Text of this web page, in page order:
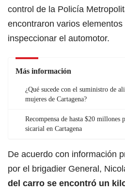
control de la Policía
encontraron varios
inspeccionar el automotor.
Más información
¿Qué sucede con el suministro de
mujeres de Cartagena?
Recompensa de hasta $20 millones
sicarial en Cartagena
De acuerdo con información
por el brigadier General,
del carro se encontró un